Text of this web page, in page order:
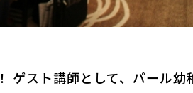
ゲスト講師として、パール